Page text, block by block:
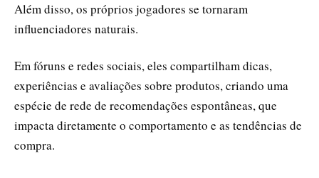
Além disso, os próprios jogadores se tornaram
influenciadores naturais.
Em fóruns e redes sociais, eles compartilham dicas,
experiências e avaliações sobre produtos, criando uma
espécie de rede de recomendações espontâneas, que
impacta diretamente o comportamento e as tendências de
compra.